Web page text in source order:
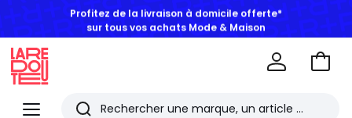
Redoute
Aller